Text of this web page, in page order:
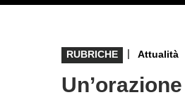
RUBRICHE | Attualità